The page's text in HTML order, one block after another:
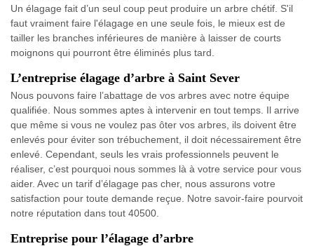
Un élagage fait d’un seul coup peut produire un arbre chétif. S'il
faut vraiment faire l'élagage en une seule fois, le mieux est de
tailler les branches inférieures de manière à laisser de courts
moignons qui pourront être éliminés plus tard.
L’entreprise élagage d’arbre à Saint Sever
Nous pouvons faire l’abattage de vos arbres avec notre équipe
qualifiée. Nous sommes aptes à intervenir en tout temps. Il arrive
que même si vous ne voulez pas ôter vos arbres, ils doivent être
enlevés pour éviter son trébuchement, il doit nécessairement être
enlevé. Cependant, seuls les vrais professionnels peuvent le
réaliser, c’est pourquoi nous sommes là à votre service pour vous
aider. Avec un tarif d’élagage pas cher, nous assurons votre
satisfaction pour toute demande reçue. Notre savoir-faire pourvoit
notre réputation dans tout 40500.
Entreprise pour l’élagage d’arbre